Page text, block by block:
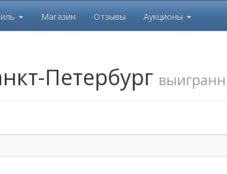
Магазин Отзывы Аукционы
Петербург